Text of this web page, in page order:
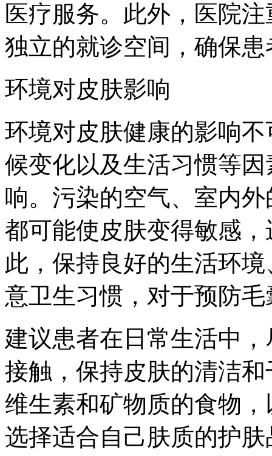
医疗服务。此外，医院
独立的就诊空间，确保
环境对皮肤影响
环境对皮肤健康的影响
候变化以及生活习惯等
响。污染的空气、室内
都可能使皮肤变得敏感
此，保持良好的生活环
意卫生习惯，对于预防
建议患者在日常生活中
接触，保持皮肤的清洁
维生素和矿物质的食物
选择适合自己肤质的护